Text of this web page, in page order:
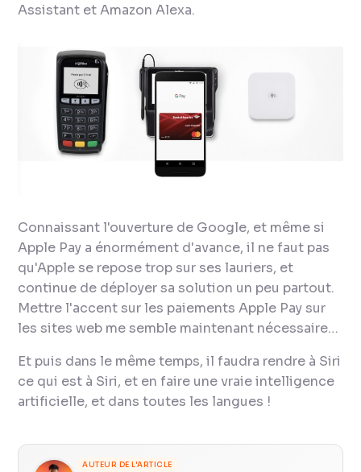
Assistant et Amazon Alexa.
Connaissant l'ouverture de Google, et même si
Apple Pay a énormément d'avance, il ne faut pas
qu'Apple se repose trop sur ses lauriers, et
continue de déployer sa solution un peu partout.
Mettre l'accent sur les paiements Apple Pay sur
les sites web me semble maintenant nécessaire…
Et puis dans le même temps, il faudra rendre à Siri
ce qui est à Siri, et en faire une vraie intelligence
artificielle, et dans toutes les langues !
AUTEUR DE L'ARTICLE